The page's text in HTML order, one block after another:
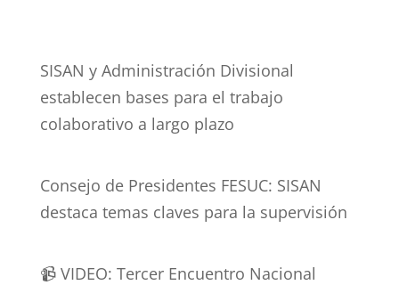
SISAN y Administración Divisional
establecen bases para el trabajo
colaborativo a largo plazo
Consejo de Presidentes FESUC: SISAN
destaca temas claves para la supervisión
📹 VIDEO: Tercer Encuentro Nacional